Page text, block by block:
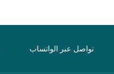
تواصل عبر الواتساب